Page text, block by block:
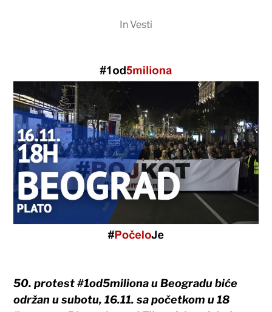
In Vesti
50. protest #1od5miliona u Beogradu biće
održan u subotu, 16.11. sa početkom u 18